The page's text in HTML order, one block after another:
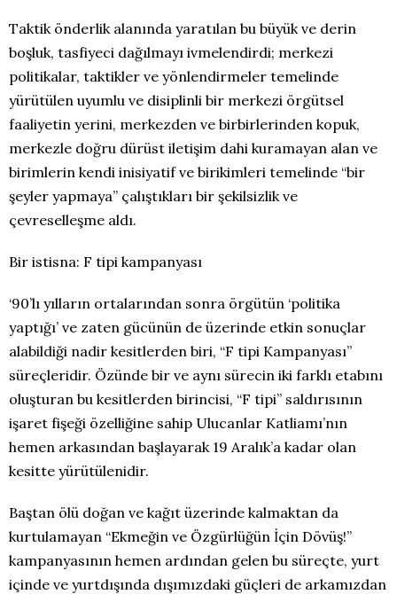
Taktik önderlik alanında yaratılan bu büyük ve derin
boşluk, tasfiyeci dağılmayı ivmelendirdi; merkezi
politikalar, taktikler ve yönlendirmeler temelinde
yürütülen uyumlu ve disiplinli bir merkezi örgütsel
faaliyetin yerini, merkezden ve birbirlerinden kopuk,
merkezle doğru dürüst iletişim dahi kuramayan alan ve
birimlerin kendi inisiyatif ve birikimleri temelinde “bir
şeyler yapmaya” çalıştıkları bir şekilsizlik ve
çevreselleşme aldı.
Bir istisna: F tipi kampanyası
‘90’lı yılların ortalarından sonra örgütün ‘politika
yaptığı’ ve zaten gücünün de üzerinde etkin sonuçlar
alabildiği nadir kesitlerden biri, “F tipi Kampanyası”
süreçleridir. Özünde bir ve aynı sürecin iki farklı etabını
oluşturan bu kesitlerden birincisi, “F tipi” saldırısının
işaret fişeği özelliğine sahip Ulucanlar Katliamı’nın
hemen arkasından başlayarak 19 Aralık’a kadar olan
kesitte yürütülenidir.
Baştan ölü doğan ve kağıt üzerinde kalmaktan da
kurtulamayan “Ekmeğin ve Özgürlüğün İçin Dövüş!”
kampanyasının hemen ardından gelen bu süreçte, yurt
içinde ve yurtdışında dışımızdaki güçleri de arkamızdan